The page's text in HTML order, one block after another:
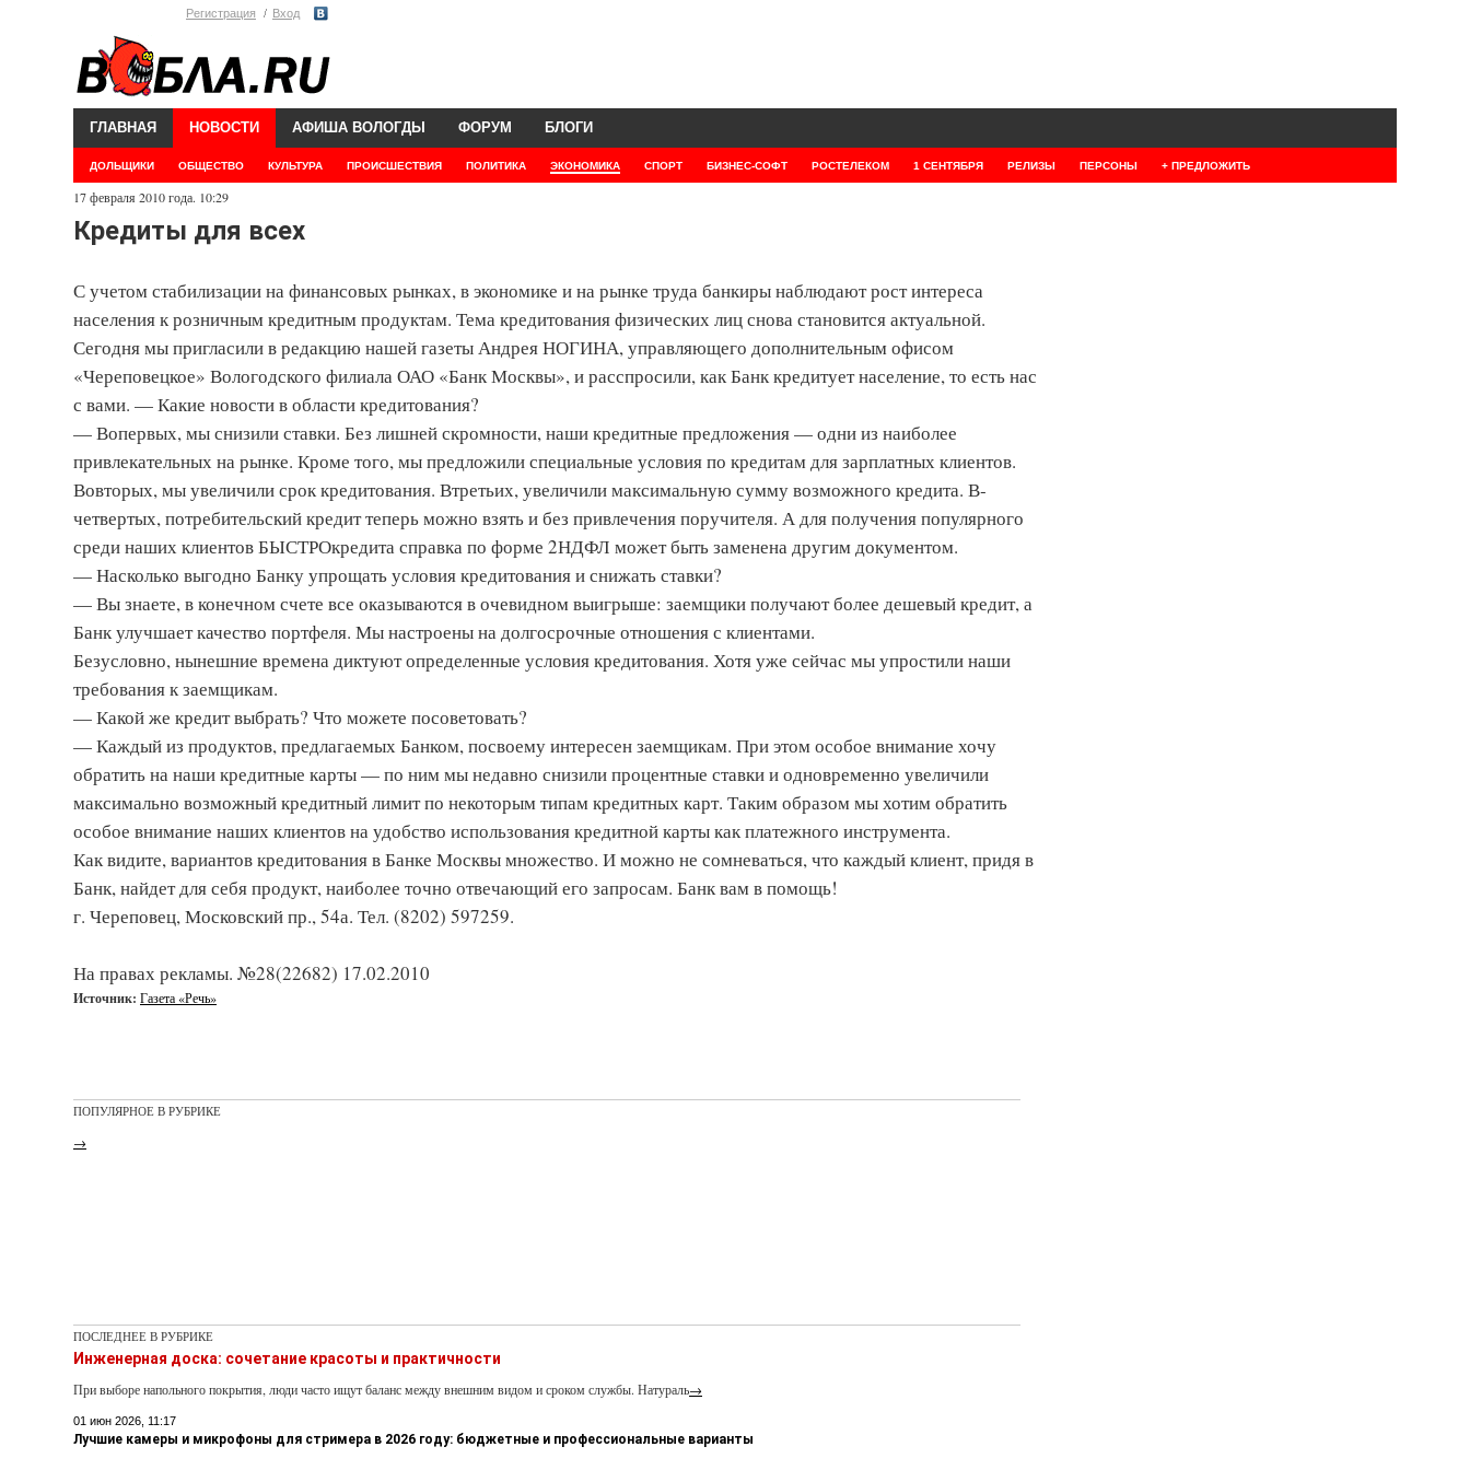
Регистрация Вход
ГЛАВНАЯ НОВОСТИ
ДОЛЬЩИКИ ОБЩЕСТВО КУЛЬТУРА ПРОИСШЕСТВИЯ ПОЛИТИКА ЭКОНОМИКА СПОРТ БИЗНЕС-СОФТ РОСТЕЛЕКОМ 1 СЕНТЯБРЯ РЕЛИЗЫ ПЕРСОНЫ + ПРЕДЛОЖИТЬ
АФИША ВОЛОГДЫ ФОРУМ БЛОГИ
17 февраля 2010 года. 10:29
Кредиты для всех
С учетом стабилизации на финансовых рынках, в экономике и на рынке труда банкиры наблюдают рост интереса
населения к розничным кредитным продуктам. Тема кредитования физических лиц снова становится актуальной.
Сегодня мы пригласили в редакцию нашей газеты Андрея НОГИНА, управляющего дополнительным офисом
«Череповецкое» Вологодского филиала ОАО «Банк Москвы», и расспросили, как Банк кредитует население, то есть нас
с вами. — Какие новости в области кредитования?
— Во­первых, мы снизили ставки. Без лишней скромности, наши кредитные предложения — одни из наиболее
привлекательных на рынке. Кроме того, мы предложили специальные условия по кредитам для зарплатных клиентов.
Во­вторых, мы увеличили срок кредитования. В­третьих, увеличили максимальную сумму возможного кредита. В­
четвертых, потребительский кредит теперь можно взять и без привлечения поручителя. А для получения популярного
среди наших клиентов БЫСТРОкредита справка по форме 2­НДФЛ может быть заменена другим документом.
— Насколько выгодно Банку упрощать условия кредитования и снижать ставки?
— Вы знаете, в конечном счете все оказываются в очевидном выигрыше: заемщики получают более дешевый кредит, а
Банк улучшает качество портфеля. Мы настроены на долгосрочные отношения с клиентами.
Безусловно, нынешние времена диктуют определенные условия кредитования. Хотя уже сейчас мы упростили наши
требования к заемщикам.
— Какой же кредит выбрать? Что можете посоветовать?
— Каждый из продуктов, предлагаемых Банком, по­своему интересен заемщикам. При этом особое внимание хочу
обратить на наши кредитные карты — по ним мы недавно снизили процентные ставки и одновременно увеличили
максимально возможный кредитный лимит по некоторым типам кредитных карт. Таким образом мы хотим обратить
особое внимание наших клиентов на удобство использования кредитной карты как платежного инструмента.
Как видите, вариантов кредитования в Банке Москвы множество. И можно не сомневаться, что каждый клиент, придя в
Банк, найдет для себя продукт, наиболее точно отвечающий его запросам. Банк вам в помощь!
г. Череповец, Московский пр., 54а. Тел. (8202) 59­72­59.
На правах рекламы. №28(22682) 17.02.2010
Источник: Газета «Речь»
ПОПУЛЯРНОЕ В РУБРИКЕ
→
ПОСЛЕДНЕЕ В РУБРИКЕ
Инженерная доска: сочетание красоты и практичности
При выборе напольного покрытия, люди часто ищут баланс между внешним видом и сроком службы. Натураль→
01 июн 2026, 11:17
Лучшие камеры и микрофоны для стримера в 2026 году: бюджетные и профессиональные варианты